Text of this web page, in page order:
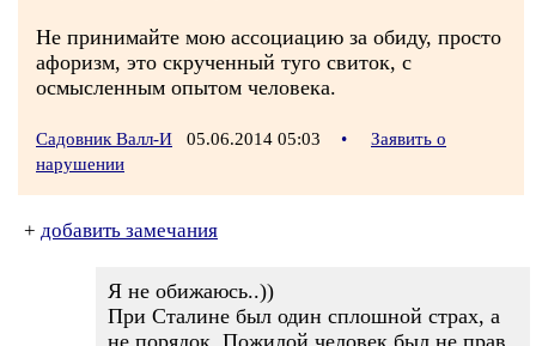
Не принимайте мою ассоциацию за обиду, просто
афоризм, это скрученный туго свиток, с
осмысленным опытом человека.
Садовник Валл-И 05.06.2014 05:03 •
Заявить о
нарушении
+ добавить замечания
Я не обижаюсь..))
При Сталине был один сплошной страх, а
не порядок. Пожилой человек был не прав.